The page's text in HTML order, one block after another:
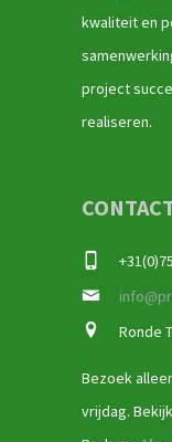
kwaliteit en
project
realiseren.
Ronde
Bezoek
vrijdag.